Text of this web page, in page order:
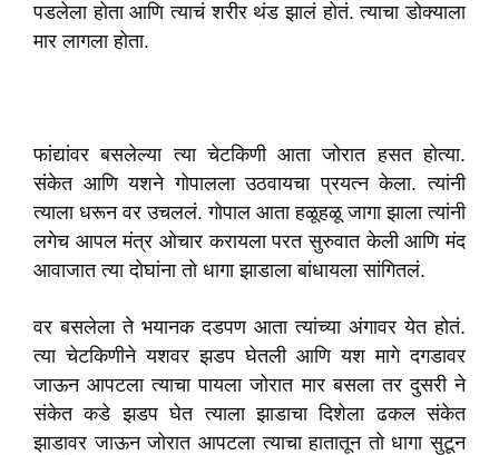
पडलेला होता आणि त्याचं शरीर थंड झालं होतं. त्याचा डोक्याला
मार लागला होता.
फांद्यांवर बसलेल्या त्या चेटकिणी आता जोरात हसत होत्या.
संकेत आणि यशने गोपालला उठवायचा प्रयत्न केला. त्यांनी
त्याला धरून वर उचललं. गोपाल आता हळूहळू जागा झाला त्यांनी
लगेच आपल मंत्र ओचार करायला परत सुरुवात केली आणि मंद
आवाजात त्या दोघांना तो धागा झाडाला बांधायला सांगितलं.
वर बसलेला ते भयानक दडपण आता त्यांच्या अंगावर येत होतं.
त्या चेटकिणीने यशवर झडप घेतली आणि यश मागे दगडावर
जाऊन आपटला त्याचा पायला जोरात मार बसला तर दुसरी ने
संकेत कडे झडप घेत त्याला झाडाचा दिशेला ढकल संकेत
झाडावर जाऊन जोरात आपटला त्याचा हातातून तो धागा सुटून